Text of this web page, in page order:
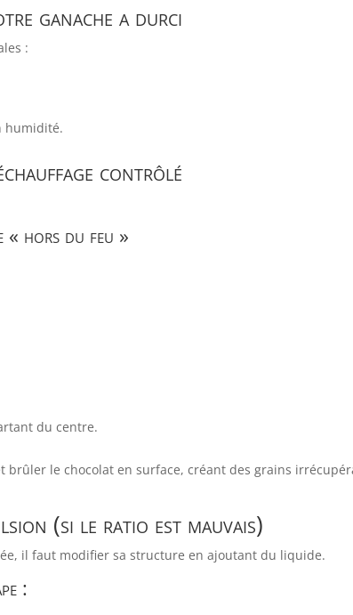
ganache a durci
:
humidité.
contrôlé
« hors du feu »
du centre.
le chocolat en surface, créant des grains
(si le ratio est mauvais)
il faut modifier sa structure en ajoutant du liquide.
: